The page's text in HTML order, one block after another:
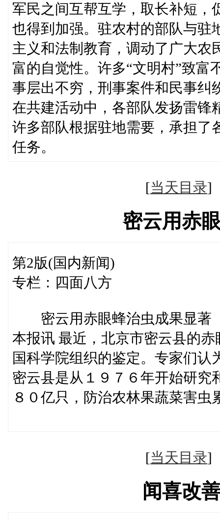
军民之间互帮互学，取长补短，
也得到加强。驻农村的部队与驻
主义和法制教育，调动了广大农
富的自觉性。许多“文明村”致富
事层出不穷，刑事案件和民事纠
在共建活动中，各部队发扬雷锋
许多部队根据驻地需要，承担了
任务。
[当天目录
密云用赤
第2版(国内新闻)
专栏：四面八方
密云用赤眼蜂治虫成果显著
本报讯 最近，北京市密云县的
国科学院组织的鉴定。专家们
密云县是从１９７６年开始研究
８０亿只，防治农林果蔬菜害虫
[当天目录
闻喜改